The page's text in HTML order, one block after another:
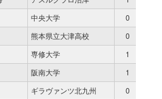
中央大学 0
熊本県立大津高校 0
専修大学 1
阪南大学 1
ギラヴァンツ北九州 0